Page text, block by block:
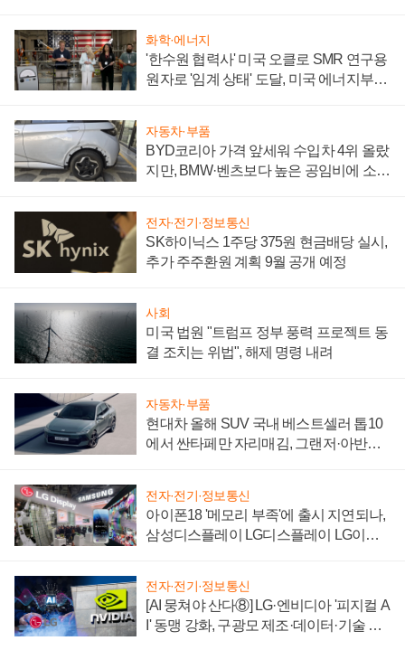
화학·에너지
'한수원 협력사' 미국 오클로 SMR 연구용
원자로 '임계 상태' 도달, 미국 에너지부
자동차·부품
BYD코리아 가격 앞세워 수입차 4위 올랐
지만, BMW·벤츠보다 높은 공임비에 소비
전자·전기·정보통신
SK하이닉스 1주당 375원 현금배당 실시,
추가 주주환원 계획 9월 공개 예정
사회
미국 법원 "트럼프 정부 풍력 프로젝트 동
결 조치는 위법", 해제 명령 내려
자동차·부품
현대차 올해 SUV 국내 베스트셀러 톱10
에서 싼타페만 자리매김, 그랜저·아반떼
전자·전기·정보통신
아이폰18 '메모리 부족'에 출시 지연되나,
삼성디스플레이 LG디스플레이 LG이노
전자·전기·정보통신
[AI 뭉쳐야 산다⑧] LG·엔비디아 '피지컬 A
I' 동맹 강화, 구광모 제조·데이터·기술 결